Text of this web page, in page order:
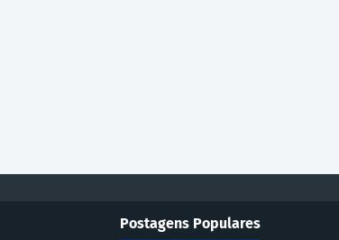
Postagens Populares